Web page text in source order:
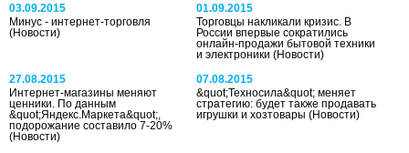
03.09.2015
Минус - интернет-торговля
(Новости)
01.09.2015
Торговцы накликали кризис. В
России впервые сократились
онлайн-продажи бытовой техники
и электроники(Новости)
27.08.2015
Интернет-магазины меняют
ценники. По данным
&quot;Яндекс.Маркета&quot;,
подорожание составило 7-20%
(Новости)
07.08.2015
&quot;Техносила&quot; меняет
стратегию: будет также продавать
игрушки и хозтовары(Новости)